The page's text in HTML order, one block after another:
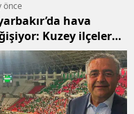
önce
hava
Kuzey ilçelere
uyarısı